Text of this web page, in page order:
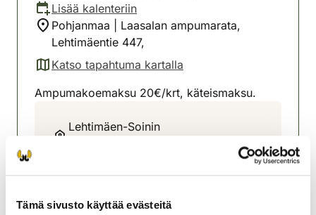
Tämä sivusto käyttää evästeitä
Lisää kalenteriin
Pohjanmaa | Laasalan ampumarata,
Lehtimäentie 447,
Katso tapahtuma kartalla
(avautuu uuteen välilehteen)
Ampumakoemaksu 20€/krt, käteismaksu.
Lehtimäen-Soinin
040 740 1995